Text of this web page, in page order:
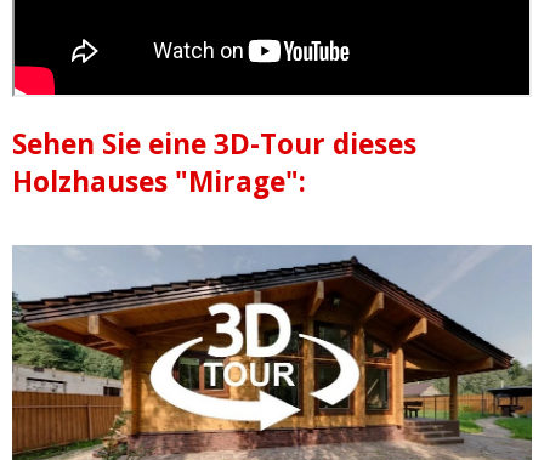
Sehen Sie eine 3D-Tour dieses
Holzhauses "Mirage":